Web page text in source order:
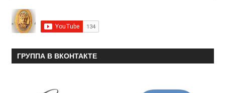
ГРУППА В ВКОНТАКТЕ